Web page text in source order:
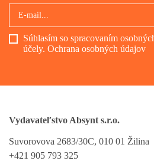
Súhlasím so spracovaním
účely. Ochrana osobných údajov
Vydavateľstvo Absynt s.r.o.
Suvorovova 2683/30C, 010 01 Žilina
+421 905 793 325